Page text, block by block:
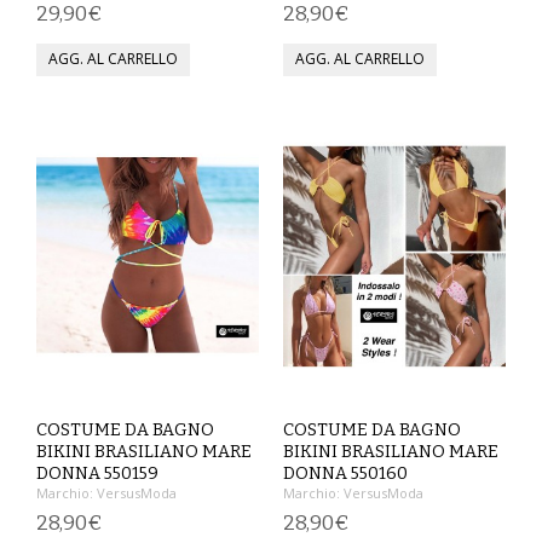
BALLETTO
ABITI
SOTTOGONNE
BAMBINA
COMPLETI
COSTUMI E COPRICOSTUMI
29,90€ 28,90€
COSTUME DA BAGNO
BIKINI BRASILIANO MARE
DONNA 550159
Marchio: VersusModa
28,90€
COSTUME DA BAGNO
BIKINI BRASILIANO MARE
DONNA 550160
Marchio: VersusModa
28,90€